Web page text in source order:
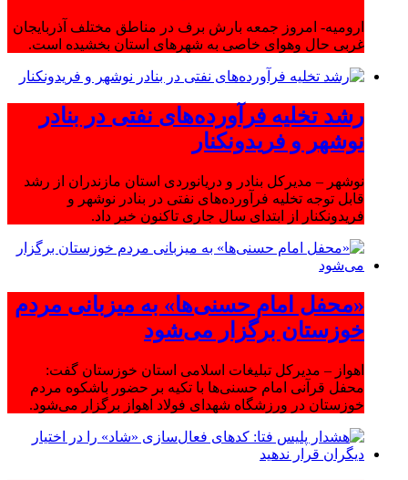
ارومیه- امروز جمعه بارش برف در مناطق مختلف آذربایجان
غربی حال وهوای خاصی به شهرهای استان بخشیده است.
رشد تخلیه فرآورده‌های نفتی در بنادر
نوشهر و فریدونکنار
نوشهر – مدیرکل بنادر و دریانوردی استان مازندران از رشد
قابل توجه تخلیه فرآورده‌های نفتی در بنادر نوشهر و
فریدونکنار از ابتدای سال جاری تاکنون خبر داد.
«محفل امام حسنی‌ها» به میزبانی مردم
خوزستان برگزار می‌شود
اهواز – مدیرکل تبلیغات اسلامی استان خوزستان گفت:
محفل قرآنی امام حسنی‌ها با تکیه بر حضور باشکوه مردم
خوزستان در ورزشگاه شهدای فولاد اهواز برگزار می‌شود.